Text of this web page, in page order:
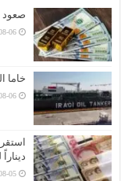
صعود
06
خاما
06
ديناراً
05